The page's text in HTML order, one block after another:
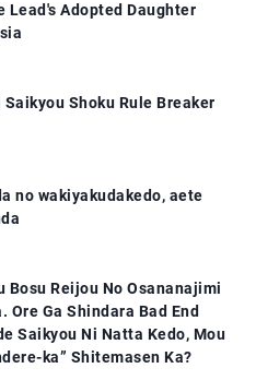
Lead's Adopted Daughter
Shoku Rule Breaker
no wakiyakudakedo, aete
Bosu Reijou No Osananajimi
Ore Ga Shindara Bad End
Saikyou Ni Natta Kedo, Mou
ka” Shitemasen Ka?